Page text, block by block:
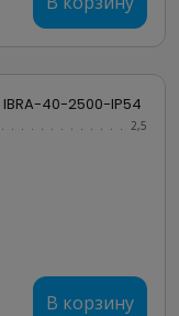
IBRA-40-2500-IP54
2,5
В корзину